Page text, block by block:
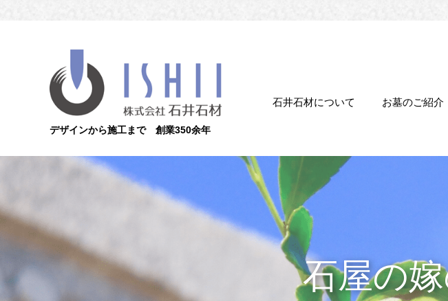
デザインから施工まで 創業350余年
石井石材について お墓のご紹介
石屋の